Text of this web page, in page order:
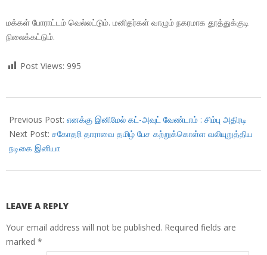
மக்கள் போராட்டம் வெல்லட்டும். மனிதர்கள் வாழும் நகரமாக தூத்துக்குடி
நிலைக்கட்டும்.
Post Views: 995
05-
22
Previous Post: எனக்கு இனிமேல் கட்-அவுட் வேண்டாம் : சிம்பு அதிரடி
Next Post: சகோதரி தாராவை தமிழ் பேச கற்றுக்கொள்ள வலியுறுத்திய
நடிகை இனியா
LEAVE A REPLY
Your email address will not be published. Required fields are
marked *